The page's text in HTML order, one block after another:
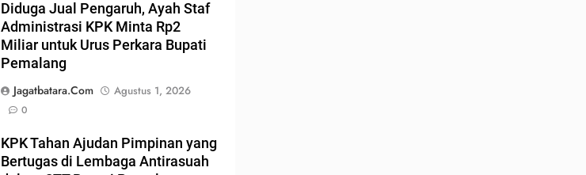
Diduga Jual Pengaruh, Ayah Staf
Administrasi KPK Minta Rp2
Miliar untuk Urus Perkara Bupati
Pemalang
Jagatbatara.com
Agustus 1, 2026
0
KPK Tahan Ajudan Pimpinan yang
Bertugas di Lembaga Antirasuah